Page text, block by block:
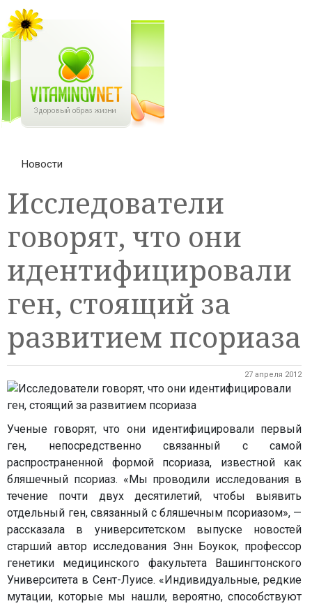
Новости
Исследователи
говорят, что они
идентифицировали
ген, стоящий за
развитием псориаза
27 апреля 2012
Ученые говорят, что они идентифицировали первый
ген, непосредственно связанный с самой
распространенной формой псориаза, известной как
бляшечный псориаз. «Мы проводили исследования в
течение почти двух десятилетий, чтобы выявить
отдельный ген, связанный с бляшечным псориазом», —
рассказала в университетском выпуске новостей
старший автор исследования Энн Боукок, профессор
генетики медицинского факультета Вашингтонского
Университета в Сент-Луисе. «Индивидуальные, редкие
мутации, которые мы нашли, вероятно, способствуют